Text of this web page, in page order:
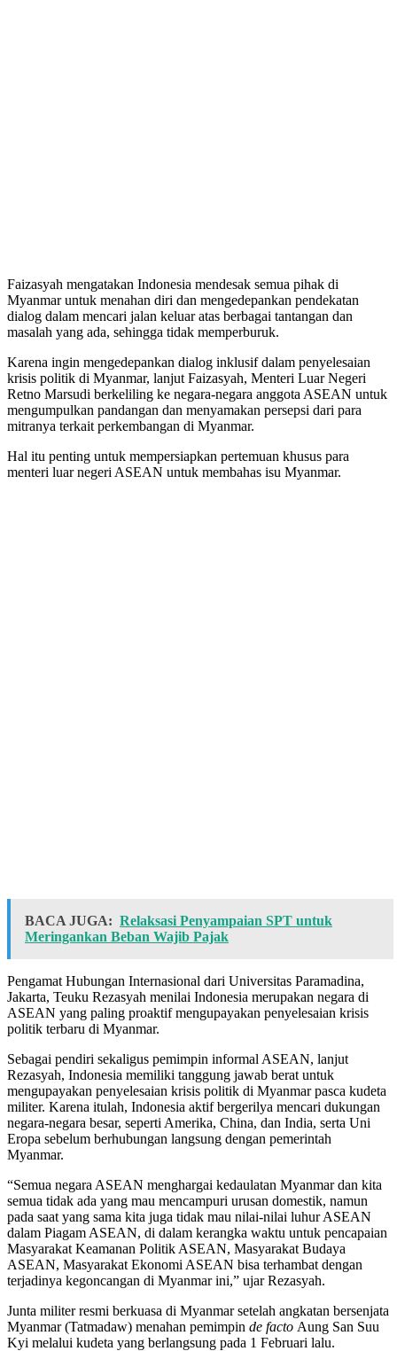
Faizasyah mengatakan Indonesia mendesak semua pihak di
Myanmar untuk menahan diri dan mengedepankan pendekatan
dialog dalam mencari jalan keluar atas berbagai tantangan dan
masalah yang ada, sehingga tidak memperburuk.
Karena ingin mengedepankan dialog inklusif dalam penyelesaian
krisis politik di Myanmar, lanjut Faizasyah, Menteri Luar Negeri
Retno Marsudi berkeliling ke negara-negara anggota ASEAN untuk
mengumpulkan pandangan dan menyamakan persepsi dari para
mitranya terkait perkembangan di Myanmar.
Hal itu penting untuk mempersiapkan pertemuan khusus para
menteri luar negeri ASEAN untuk membahas isu Myanmar.
BACA JUGA: Relaksasi Penyampaian SPT untuk
Meringankan Beban Wajib Pajak
Pengamat Hubungan Internasional dari Universitas Paramadina,
Jakarta, Teuku Rezasyah menilai Indonesia merupakan negara di
ASEAN yang paling proaktif mengupayakan penyelesaian krisis
politik terbaru di Myanmar.
Sebagai pendiri sekaligus pemimpin informal ASEAN, lanjut
Rezasyah, Indonesia memiliki tanggung jawab berat untuk
mengupayakan penyelesaian krisis politik di Myanmar pasca kudeta
militer. Karena itulah, Indonesia aktif bergerilya mencari dukungan
negara-negara besar, seperti Amerika, China, dan India, serta Uni
Eropa sebelum berhubungan langsung dengan pemerintah
Myanmar.
“Semua negara ASEAN menghargai kedaulatan Myanmar dan kita
semua tidak ada yang mau mencampuri urusan domestik, namun
pada saat yang sama kita juga tidak mau nilai-nilai luhur ASEAN
dalam Piagam ASEAN, di dalam kerangka waktu untuk pencapaian
Masyarakat Keamanan Politik ASEAN, Masyarakat Budaya
ASEAN, Masyarakat Ekonomi ASEAN bisa terhambat dengan
terjadinya kegoncangan di Myanmar ini,” ujar Rezasyah.
Junta militer resmi berkuasa di Myanmar setelah angkatan bersenjata
Myanmar (Tatmadaw) menahan pemimpin de facto Aung San Suu
Kyi melalui kudeta yang berlangsung pada 1 Februari lalu.